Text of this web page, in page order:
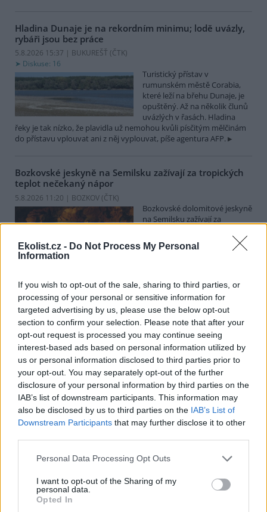
Ekolist.cz - Do Not Process My Personal
Information
If you wish to opt-out of the sale, sharing to third parties, or
processing of your personal or sensitive information for
targeted advertising by us, please use the below opt-out
section to confirm your selection. Please note that after your
opt-out request is processed you may continue seeing
interest-based ads based on personal information utilized by
us or personal information disclosed to third parties prior to
your opt-out. You may separately opt-out of the further
disclosure of your personal information by third parties on the
IAB’s list of downstream participants. This information may
also be disclosed by us to third parties on the IAB’s List of
Downstream Participants that may further disclose it to other
Personal Data Processing Opt Outs
I want to opt-out of the Sharing of my
personal data.
Opted In
Hladina Dunaje je na rekordním minimu; lodě uvázly,
rybáři jsou bez práce
5.8.2026 15:37 | BUKUREŠŤ (ČTK)
Diskuse: 16
Turistický přístav v
rumunském městě Corabia,
které leží na břehu Dunaje, je
opuštěný. Až na několik člunů
uvázlých v řasách. Hladina
řeky je tak nízko, že plavidla už nemohou kvůli písčitým mělčinám
do přístavu vplouvat ani z něj vyplouvat, píše agentura AFP.
Bozkovské jeskyně na Semilsku zažívají za tropických
teplot nečekaný nápor
5.8.2026 11:20 | BOZKOV (ČTK)
Bozkovské dolomitové jeskyně
na Semilsku zažívají za
nečekaný nápor. Jde sice o
jedno z nejchladnějších míst v
Libereckém kraji, které má stálou teplotu mezi 7,5 až devíti stupni
Dušana Milky k nim lidé přicházeli spíše v době, když bylo nevlídno.
V pěti zemích Amazonie zatkli stovky lidí kvůli
environmentální kriminalitě
5.8.2026 10:34 | BOGOTÁ (ČTK)
Policisté v pěti zemích ležících
v Amazonii pozatýkali stovky
lidí a zabavili dřevo, minerály i
zvířata v hodnotě přes 280
milionů dolarů (kolem 5,9
miliard korun) při jednom z největších koordinovaných zásahů
proti environmentální kriminalitě v největším deštném pralese
světa. Napsala to agentura AP, podle níž se do operace nazvané
Potok Bylanka v Pardubicích vyschl. Městský obvod
chce, aby Povodí Labe vyčistilo koryto